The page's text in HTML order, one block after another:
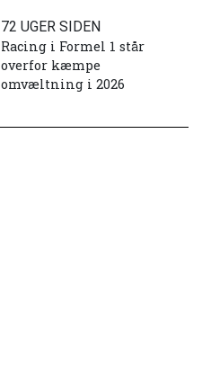
72 UGER SIDEN
Racing i Formel 1 står
overfor kæmpe
omvæltning i 2026